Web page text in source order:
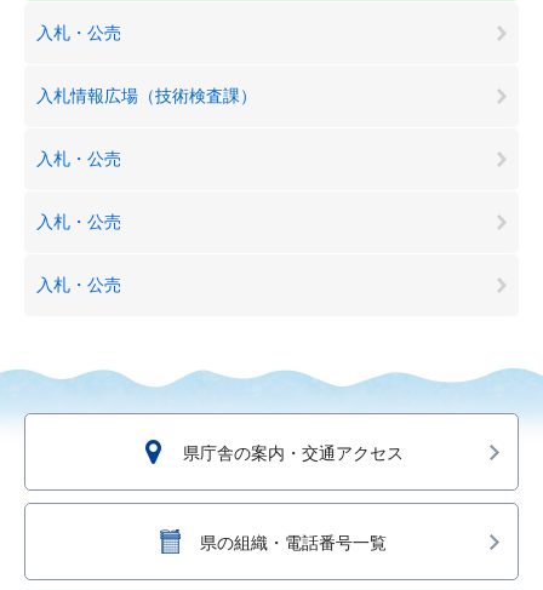
入札・公売
入札情報広場（技術検査課）
入札・公売
入札・公売
入札・公売
県庁舎の案内・交通アクセス
県の組織・電話番号一覧